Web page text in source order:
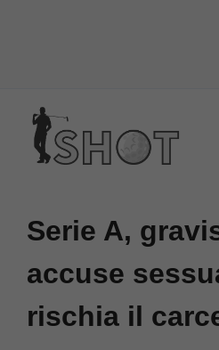
contenuto
Serie A,
accuse
rischia il